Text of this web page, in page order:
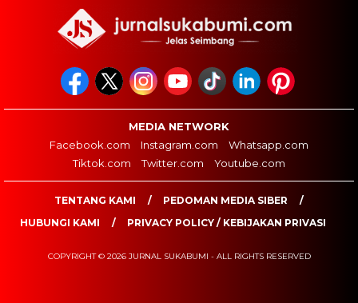
MEDIA NETWORK
Facebook.com
Instagram.com
Whatsapp.com
Tiktok.com
Twitter.com Youtube.com
TENTANG KAMI
PEDOMAN MEDIA SIBER
HUBUNGI KAMI
PRIVACY POLICY / KEBIJAKAN PRIVASI
COPYRIGHT © 2026 JURNAL SUKABUMI - ALL RIGHTS RESERVED